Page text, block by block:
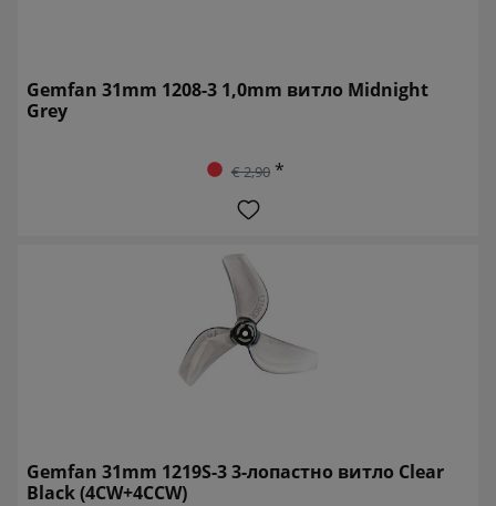
Gemfan 31mm 1208-3 1,0mm витло Midnight
Grey
€ 2,90*
Gemfan 31mm 1219S-3 3-лопастно витло Clear
Black (4CW+4CCW)